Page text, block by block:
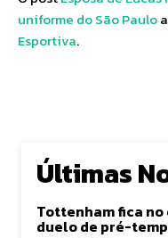
uniforme do São Paulo
Esportiva.
Últimas
Tottenham fica no
duelo de pré-